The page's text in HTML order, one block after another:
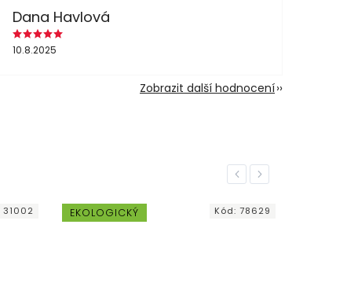
Dana Havlová
10.8.2025
Zobrazit další hodnocení
Previous
31002 EKOLOGICKÝ Kód: 78629
Next